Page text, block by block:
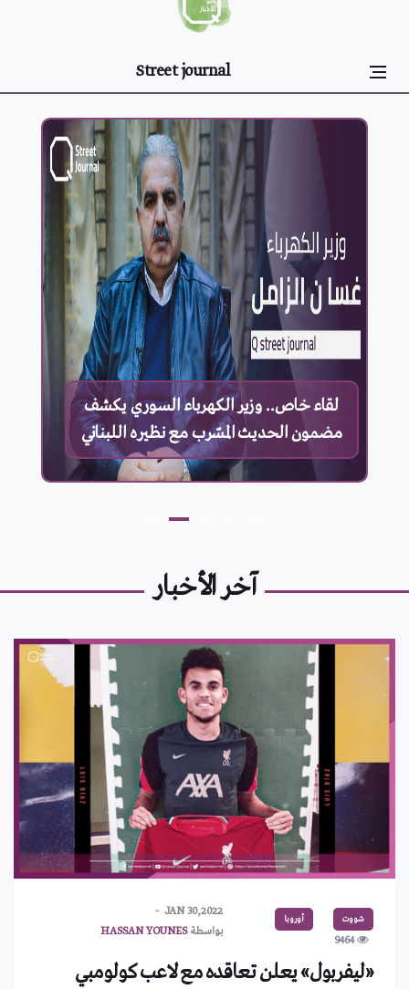
Street journal
لقاء خاص.. وزير الكهرباء السوري يكشف
مضمون الحديث المسّرب مع نظيره اللبناني
آخر الأخبار
شووت أوروبا
9464
JAN 30,2022
بواسطةHASSAN YOUNES
«ليفربول» يعلن تعاقده مع لاعب كولومبي